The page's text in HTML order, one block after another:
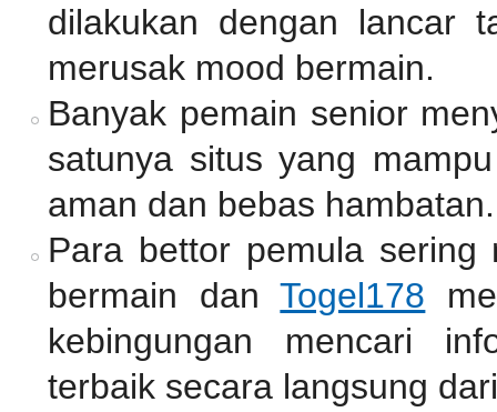
dilakukan dengan lancar
merusak mood bermain.
Banyak pemain senior
satunya situs yang
aman dan bebas hambatan.
Para bettor pemula sering
bermain danTogel178
kebingungan mencari
terbaik secara langsung